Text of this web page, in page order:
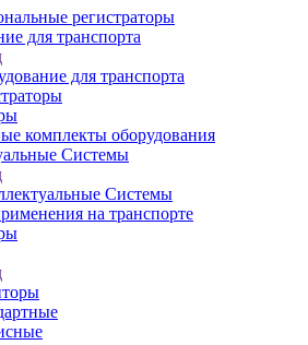
регистраторы
для транспорта
для транспорта
комплекты оборудования
Системы
Системы
на транспорте